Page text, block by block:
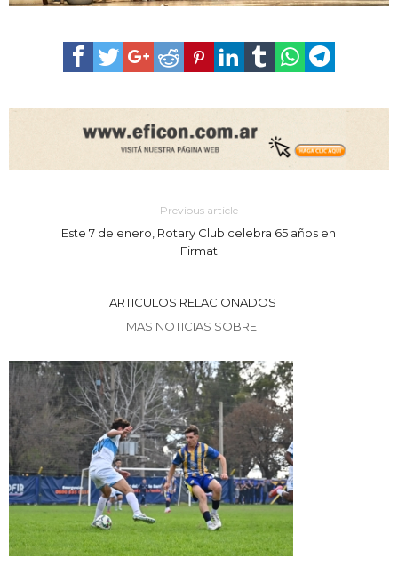
Previous article
Este 7 de enero, Rotary Club celebra 65 años en
Firmat
ARTICULOS RELACIONADOS
MAS NOTICIAS SOBRE